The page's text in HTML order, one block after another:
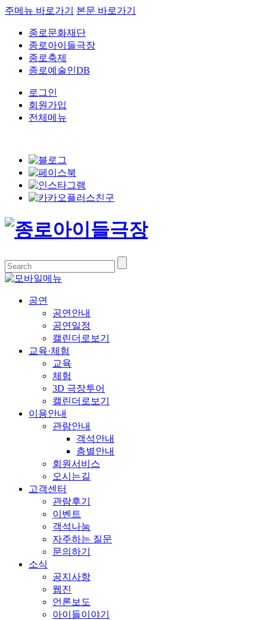
주메뉴 바로가기 본문 바로가기
종로문화재단
종로아이들극장
종로축제
종로예술인DB
로그인
회원가입
전체메뉴
공연
공연안내
공연일정
캘린더로보기
교육·체험
교육
체험
3D 극장투어
캘린더로보기
이용안내
관람안내
객석안내
층별안내
회원서비스
오시는길
고객센터
관람후기
이벤트
객석나눔
자주하는 질문
문의하기
소식
공지사항
웹진
언론보도
아이들이야기